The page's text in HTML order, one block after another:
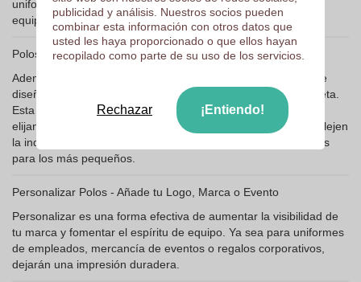
uniformes, ya que se pueden utilizar entre los miembros del
equipo.
Polos de Mujer, Polos de Hombre y Polos Infantiles
Además de los diseños unisex, existen polos específicamente
diseñados para hombres y mujeres, más adaptados a la silueta.
Esta diversificación permite que las organizaciones y familias
elijan polos que no solo se ajusten bien, sino que también reflejen
la individualidad de quien los lleva. Así como, ofrecemos polos
para los más pequeños.
Personalizar Polos - Añade tu Logo, Marca o Evento
Personalizar es una forma efectiva de aumentar la visibilidad de
tu marca y fomentar el espíritu de equipo. Ya sea para uniformes
de empleados, mercancía de eventos o regalos corporativos,
dejarán una impresión duradera.
publicidad y análisis. Nuestros socios pueden
combinar esta información con otros datos que
usted les haya proporcionado o que ellos hayan
recopilado como parte de su uso de los servicios.
Rechazar ¡Entiendo!